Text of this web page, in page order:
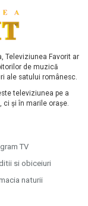
Televiziunea Favorit ar
de muzică
ale satului românesc.
televiziunea pe a
ci şi în marile oraşe.
TV
si obiceiuri
naturii